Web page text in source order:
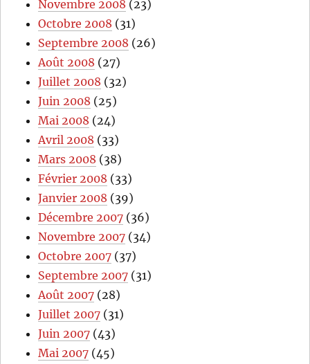
Novembre 2008 (23)
Octobre 2008 (31)
Septembre 2008 (26)
Août 2008 (27)
Juillet 2008 (32)
Juin 2008 (25)
Mai 2008 (24)
Avril 2008 (33)
Mars 2008 (38)
Février 2008 (33)
Janvier 2008 (39)
Décembre 2007 (36)
Novembre 2007 (34)
Octobre 2007 (37)
Septembre 2007 (31)
Août 2007 (28)
Juillet 2007 (31)
Juin 2007 (43)
Mai 2007 (45)